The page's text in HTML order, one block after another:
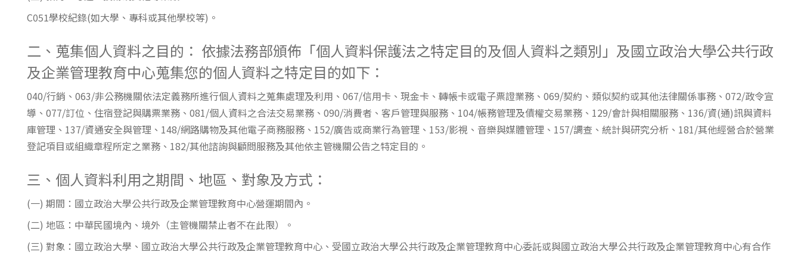
隨班附讀
免費講座
C051學校紀錄(如大學、專科或其他學校等)。
二、蒐集個人資料之目的： 依據法務部頒佈「個人資料保護法之特定目的及個人資料之類別」及國立政治大學公共行政
及企業管理教育中心蒐集您的個人資料之特定目的如下：
040/行銷、063/非公務機關依法定義務所進行個人資料之蒐集處理及利用、067/信用卡、現金卡、轉帳卡或電子票證業務、069/契約、類似契約或其他法律關係事務、072/政令宣
導、077/訂位、住宿登記與購票業務、081/個人資料之合法交易業務、090/消費者、客戶管理與服務、104/帳務管理及債權交易業務、129/會計與相關服務、136/資(通)訊與資料
庫管理、137/資通安全與管理、148/網路購物及其他電子商務服務、152/廣告或商業行為管理、153/影視、音樂與媒體管理、157/調查、統計與研究分析、181/其他經營合於營業
登記項目或組織章程所定之業務、182/其他諮詢與顧問服務及其他依主管機關公告之特定目的。
三、個人資料利用之期間、地區、對象及方式：
(一) 期間：國立政治大學公共行政及企業管理教育中心營運期間內。
(二) 地區：中華民國境內、境外（主管機關禁止者不在此限）。
(三) 對象：國立政治大學、國立政治大學公共行政及企業管理教育中心、受國立政治大學公共行政及企業管理教育中心委託或與國立政治大學公共行政及企業管理教育中心有合作